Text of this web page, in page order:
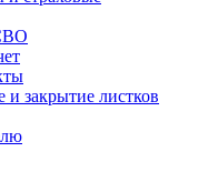
закрытие листков